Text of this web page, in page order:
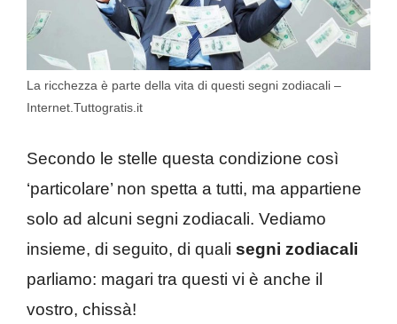
La ricchezza è parte della vita di questi segni zodiacali –
Internet.Tuttogratis.it
Secondo le stelle questa condizione così
‘particolare’ non spetta a tutti, ma appartiene
solo ad alcuni segni zodiacali. Vediamo
insieme, di seguito, di quali segni zodiacali
parliamo: magari tra questi vi è anche il
vostro, chissà!